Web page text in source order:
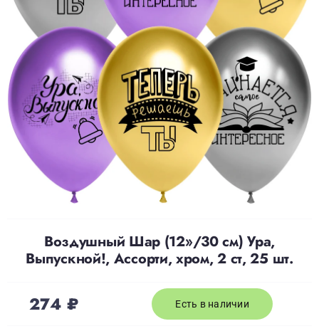
Доставка
О нас
Отзывы
Контакты
Воздушный Шар (12»/30 см) Ура,
Выпускной!, Ассорти, хром, 2 ст, 25 шт.
274₽ Есть в наличии